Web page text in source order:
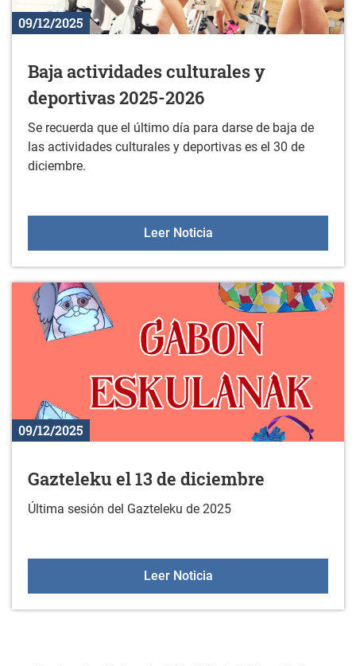
09/12/2025
Baja actividades culturales y
deportivas 2025-2026
Se recuerda que el último día para darse de baja de
las actividades culturales y deportivas es el 30 de
diciembre.
Leer NoticiaBaja actividades
09/12/2025
Gazteleku el 13 de diciembre
Última sesión del Gazteleku de 2025
Leer NoticiaGazteleku el 13 de